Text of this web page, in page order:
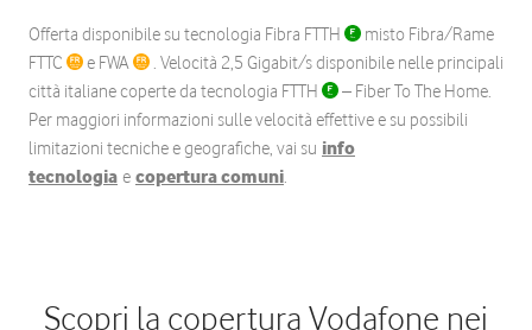
Offerta disponibile su tecnologia Fibra FTTH
misto Fibra/Rame
FTTC
e FWA
. Velocità 2,5 Gigabit/s disponibile nelle principali
città italiane coperte da tecnologia FTTH
– Fiber To The Home.
Per maggiori informazioni sulle velocità effettive e su possibili
limitazioni tecniche e geografiche, vai su info
tecnologia e copertura comuni.
Scopri la copertura Vodafone nei